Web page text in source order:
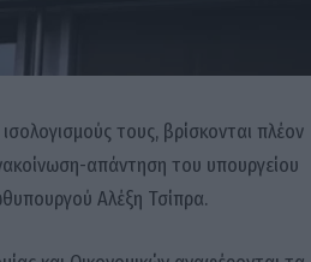
τους, βρίσκονται πλέον
απάντηση του υπουργείου
Αλέξη Τσίπρα.